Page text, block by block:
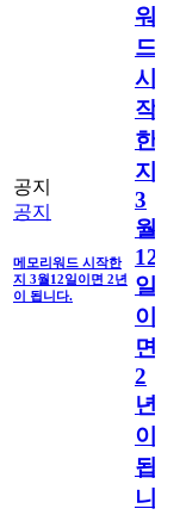
공지
공지
메모리워드 시작한
지 3월12일이면 2년
이 됩니다.
워
드
시
작
한
지
3
월
12
일
이
면
2
년
이
됩
니